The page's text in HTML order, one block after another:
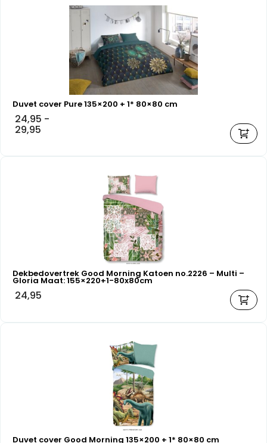
Duvet cover Pure 135×200 + 1* 80×80 cm
24,95 -
29,95
Dekbedovertrek Good Morning Katoen no.2226 – Multi –
Gloria Maat: 155×220+1-80x80cm
24,95
Duvet cover Good Morning 135×200 + 1* 80×80 cm